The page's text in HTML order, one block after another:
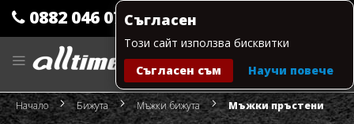
Съгласен
Този сайт използва бисквитки
Съгласен съм
Научи повече
0882 046 079
Прескачане
към
Моята количка
Начало Бижута Мъжки бижута Мъжки пръстени